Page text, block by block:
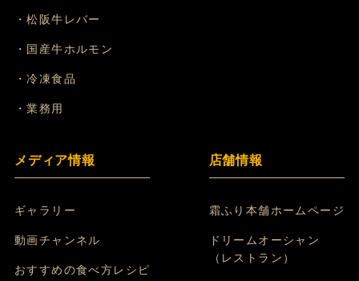
・松阪牛レバー
・国産牛ホルモン
・冷凍食品
・業務用
メディア情報
ギャラリー
動画チャンネル
おすすめの食べ方レシピ
店舗情報
霜ふり本舗ホームページ
ドリームオーシャン
（レストラン）